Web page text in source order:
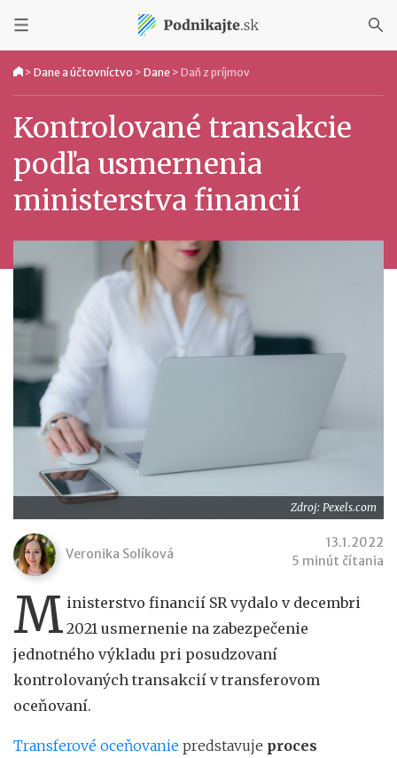
> Dane a účtovníctvo > Dane > Daň z príjmov
Kontrolované transakcie
podľa usmernenia
ministerstva financií
Zdroj: Pexels.com
Veronika Solíková
13.1.2022
5 minút čítania
M inisterstvo financií SR vydalo v decembri
2021 usmernenie na zabezpečenie
jednotného výkladu pri posudzovaní
kontrolovaných transakcií v transferovom
oceňovaní.
Transferové oceňovanie predstavuje proces